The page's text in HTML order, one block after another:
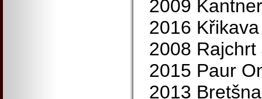
2009
2016
2008
2015 Paur
2013